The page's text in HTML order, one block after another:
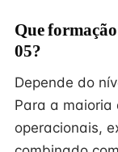
Que
05?
Depende do
Para a maioria
operacionais,